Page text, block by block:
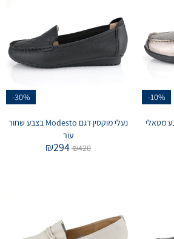
-10%
-30%
נעלי מוקסין דגם Modesto בצבע שחור
עור
₪420
₪294